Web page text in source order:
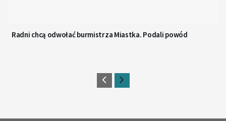
Radni chcą odwołać burmistrza Miastka. Podali powód